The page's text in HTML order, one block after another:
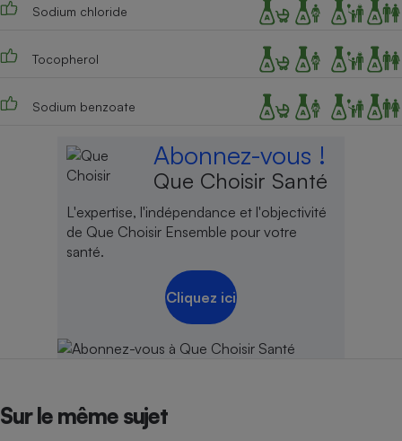
Sodium chloride
Tocopherol
Sodium benzoate
Abonnez-vous !
Que Choisir Santé
L'expertise, l'indépendance et l'objectivité
de Que Choisir Ensemble pour votre
santé.
Cliquez ici
Sur le même sujet